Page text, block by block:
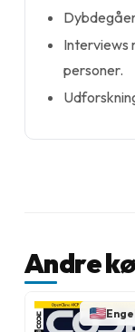
Interviews
personer.
Andre